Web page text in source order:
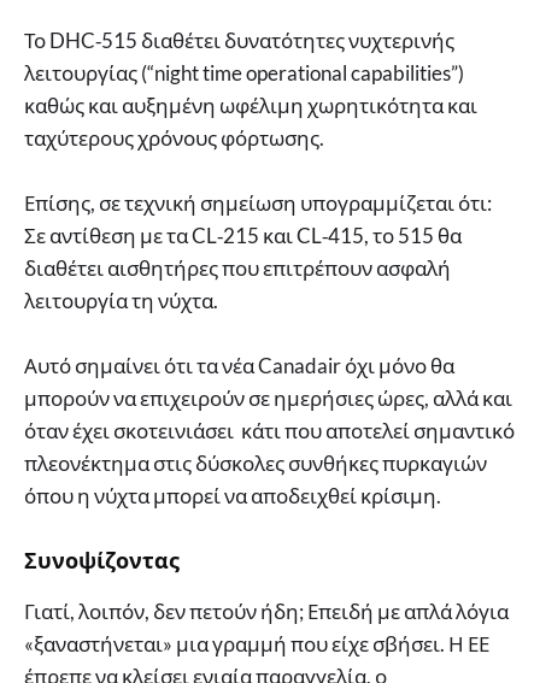
Το DHC‑515 διαθέτει δυνατότητες νυχτερινής
λειτουργίας (“night time operational capabilities”)
καθώς και αυξημένη ωφέλιμη χωρητικότητα και
ταχύτερους χρόνους φόρτωσης.
Επίσης, σε τεχνική σημείωση υπογραμμίζεται ότι:
Σε αντίθεση με τα CL‑215 και CL‑415, το 515 θα
διαθέτει αισθητήρες που επιτρέπουν ασφαλή
λειτουργία τη νύχτα.
Αυτό σημαίνει ότι τα νέα Canadair όχι μόνο θα
μπορούν να επιχειρούν σε ημερήσιες ώρες, αλλά και
όταν έχει σκοτεινιάσει κάτι που αποτελεί σημαντικό
πλεονέκτημα στις δύσκολες συνθήκες πυρκαγιών
όπου η νύχτα μπορεί να αποδειχθεί κρίσιμη.
Συνοψίζοντας
Γιατί, λοιπόν, δεν πετούν ήδη; Επειδή με απλά λόγια
«ξαναστήνεται» μια γραμμή που είχε σβήσει. Η ΕΕ
έπρεπε να κλείσει ενιαία παραγγελία, ο